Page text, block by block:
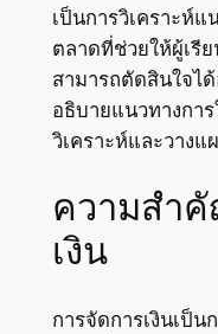
เป็นการวิเคราะห์
ตลาดที่ช่วยให้ผู้เรี
สามารถตัดสินใจไ
อธิบายแนวทางกา
วิเคราะห์และวาง
ความสำ
เงิน
การจัดการเงินเป็